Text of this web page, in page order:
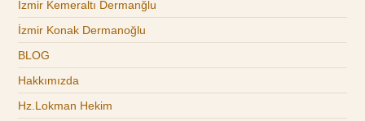
İzmir Kemeraltı Dermanğlu
İzmir Konak Dermanoğlu
BLOG
Hakkımızda
Hz.Lokman Hekim